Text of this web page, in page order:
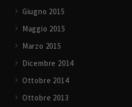
Giugno 2015
Maggio 2015
Marzo 2015
Dicembre 2014
Ottobre 2014
Ottobre 2013